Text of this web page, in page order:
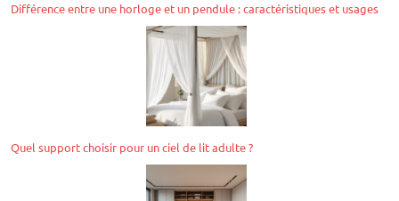
Différence entre une horloge et un pendule : caractéristiques et usages
Quel support choisir pour un ciel de lit adulte ?